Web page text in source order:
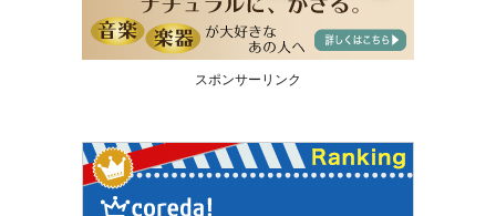
スポンサーリンク